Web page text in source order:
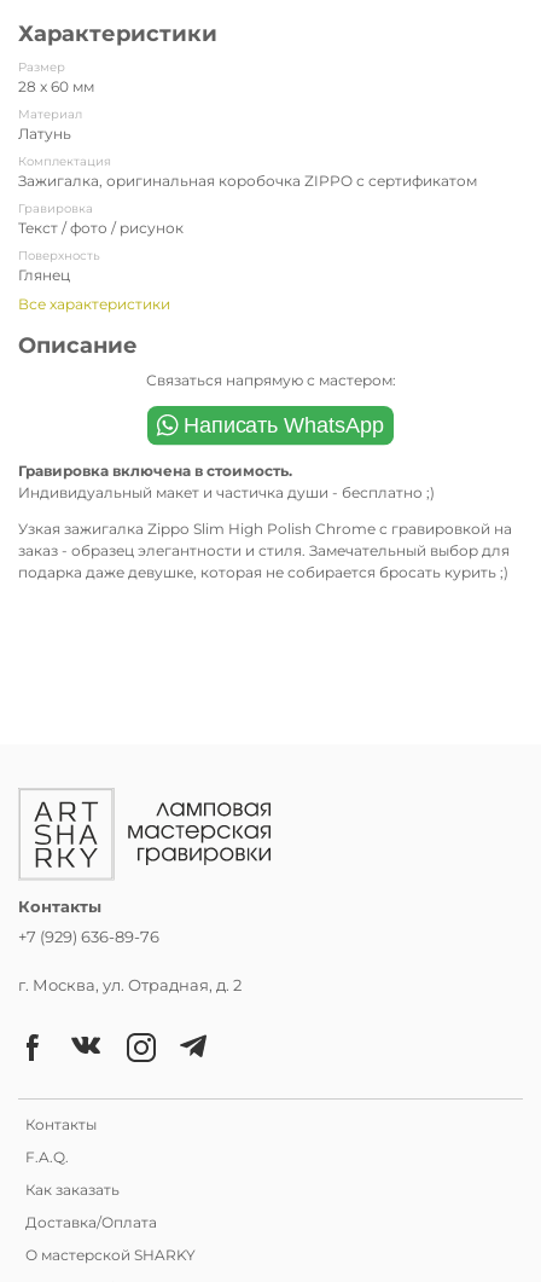
Характеристики
Размер
28 x 60 мм
Материал
Латунь
Комплектация
Зажигалка, оригинальная коробочка ZIPPO с сертификатом
Гравировка
Текст / фото / рисунок
Поверхность
Глянец
Все характеристики
Описание
Связаться напрямую с мастером:
Гравировка включена в стоимость.
Индивидуальный макет и частичка души - бесплатно ;)
Узкая зажигалка Zippo Slim High Polish Chrome с гравировкой на
заказ - образец элегантности и стиля. Замечательный выбор для
подарка даже девушке, которая не собирается бросать курить ;)
Контакты
F.A.Q.
Как заказать
Доставка/Оплата
О мастерской SHARKY
Контакты
+7 (929) 636-89-76
г. Москва, ул. Отрадная, д. 2